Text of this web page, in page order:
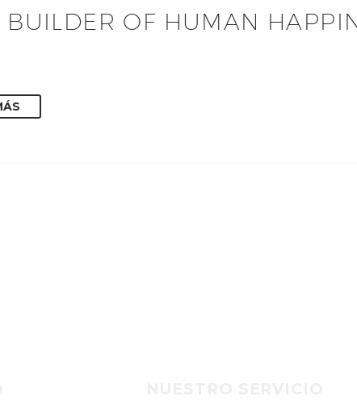
BUILDER OF HUMAN